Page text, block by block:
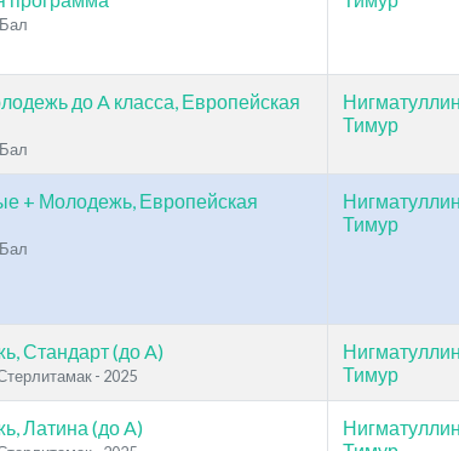
до A класса, Европейская
Нигматуллин
Тимур
+ Молодежь, Европейская
Нигматуллин
Тимур
Стандарт (до A)
- 2025
Нигматуллин
Тимур
Латина (до A)
Нигматуллин